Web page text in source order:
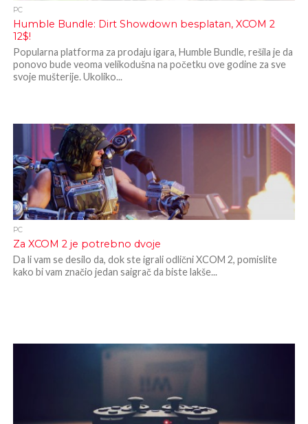
PC
Humble Bundle: Dirt Showdown besplatan, XCOM 2
12$!
Popularna platforma za prodaju igara, Humble Bundle, rešila je da
ponovo bude veoma velikodušna na početku ove godine za sve
svoje mušterije. Ukoliko...
PC
Za XCOM 2 je potrebno dvoje
Da li vam se desilo da, dok ste igrali odlični XCOM 2, pomislite
kako bi vam značio jedan saigrač da biste lakše...